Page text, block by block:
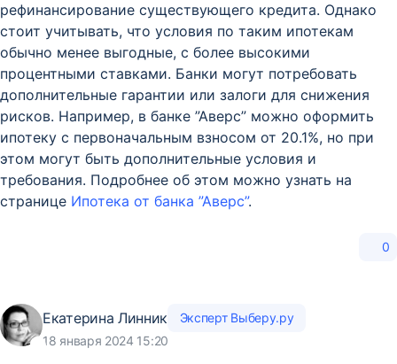
рефинансирование существующего кредита. Однако
стоит учитывать, что условия по таким ипотекам
обычно менее выгодные, с более высокими
процентными ставками. Банки могут потребовать
дополнительные гарантии или залоги для снижения
рисков. Например, в банке ”Аверс” можно оформить
ипотеку с первоначальным взносом от 20.1%, но при
этом могут быть дополнительные условия и
требования. Подробнее об этом можно узнать на
странице Ипотека от банка ”Аверс”.
0
Екатерина Линник
Эксперт Выберу.ру
18 января 2024 15:20